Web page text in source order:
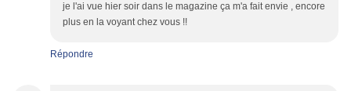
je l'ai vue hier soir dans le magazine ça m'a fait envie , encore
plus en la voyant chez vous !!
Répondre